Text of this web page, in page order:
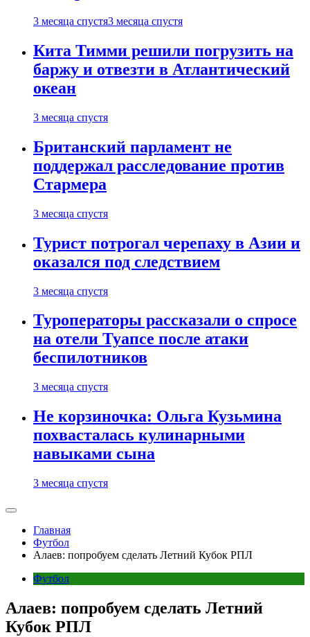
3 месяца спустя3 месяца спустя
Кита Тимми решили погрузить на
баржу и отвезти в Атлантический
океан
3 месяца спустя
Британский парламент не
поддержал расследование против
Стармера
3 месяца спустя
Турист потрогал черепаху в Азии и
оказался под следствием
3 месяца спустя
Туроператоры рассказали о спросе
на отели Туапсе после атаки
беспилотников
3 месяца спустя
Не корзиночка: Ольга Кузьмина
похвасталась кулинарными
навыками сына
3 месяца спустя
Главная
Футбол
Алаев: попробуем сделать Летний Кубок РПЛ
Футбол
Алаев: попробуем сделать Летний
Кубок РПЛ